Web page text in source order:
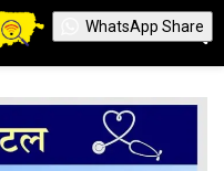
WhatsApp Share